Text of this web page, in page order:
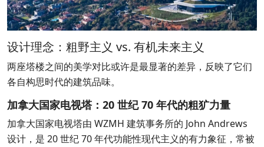
设计理念：粗野主义 vs. 有机未来主义
两座塔楼之间的美学对比或许是最显著的差异，反映了它们
各自构思时代的建筑品味。
加拿大国家电视塔：20 世纪 70 年代的粗犷力量
加拿大国家电视塔由 WZMH 建筑事务所的 John Andrews
设计，是 20 世纪 70 年代功能性现代主义的有力象征，常被